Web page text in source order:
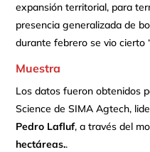
expansión territorial, para
presencia generalizada de
durante febrero se vio cierto
Muestra
Los datos fueron obtenidos
Science de SIMA Agtech,
Pedro Lafluf, a través del
hectáreas..